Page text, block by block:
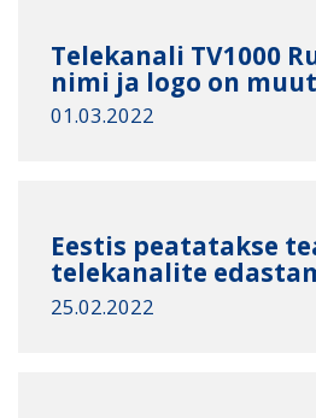
Telekanali TV1000
nimi ja logo on
01.03.2022
Eestis peatatakse
telekanalite
25.02.2022